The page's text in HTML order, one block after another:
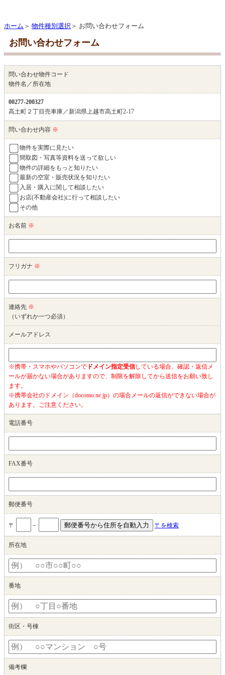
ホーム ＞ 物件種別選択 ＞ お問い合わせフォーム
お問い合わせフォーム
問い合わせ物件コード
物件名／所在地
00277-200327
高土町２丁目売車庫／新潟県上越市高土町2-17
問い合わせ内容 ※
物件を実際に見たい
間取図・写真等資料を送って欲しい
物件の詳細をもっと知りたい
最新の空室・販売状況を知りたい
入居・購入に関して相談したい
お店(不動産会社)に行って相談したい
その他
お名前 ※
フリガナ ※
連絡先 ※
（いずれか一つ必須）
メールアドレス
※携帯・スマホやパソコンで ドメイン指定受信している場合、確認・返信メ
ールが届かない場合がありますので、制限を解除してから送信をお願い致し
ます。
※携帯会社のドメイン（docomo.ne.jp）の場合メールの返信ができない場合が
あります。ご注意ください。
電話番号
FAX番号
郵便番号
〒 － 〒を検索
所在地
番地
街区・号棟
備考欄